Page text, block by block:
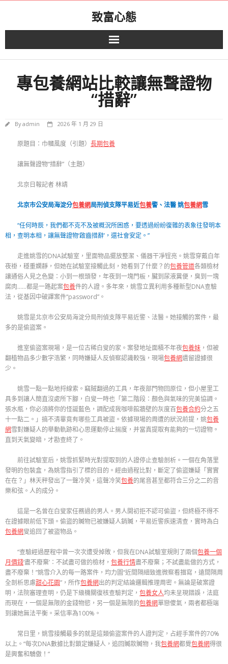
致富心態
專包養網站比較讓無聲證物
“措辭”
Byadmin 2026 年 1 月 29 日
原題目： 巾幗風度（引題） 長期包養
讓無聲證物“措辭”（主題）
北京日報記者 林靖
北京市公安局海淀分包養網局刑偵支隊平易近包養警、法醫 姚包養網雪
“任何時辰，我們都不克不及被概況所困惑，要透過紛紛復雜的表象往發明本
相，查明本相，讓無聲證物‘啟齒措辭’，還社會安定。”
走進姚雪的DNA試驗室，里面物品擺放整潔、儀器干凈锃亮。姚雪穿戴白年
夜褂，穩重嫻靜，但她在試驗室接觸此刻，她看到了什麼？的包養管道各類檢材
讓通俗人見之色變：小到一根頭發，年夜到一塊門板，臟到尿液糞便，臭到一塊
腐肉……都是一路起案包養件的人證。多年來，姚雪立異利用多種新型DNA查驗
法，從基因中破譯案件“password”。
姚雪是北京市公安局海淀分局刑偵支隊平易近警、法醫。她接觸的案件，最
多的是偷盜案。
進室偷盜案現場，是一位古稀白叟的家。案發地址面積不年夜包養妹 ，但被
翻植物品多少數字浩繁，同時嫌疑人反偵察認識較強，現場包養網遺留證據很
少。
姚雪一點一點地捋線索。竊賊翻過的工具，年夜部門物回原位，但小屋里工
具多到讓人簡直沒處所下腳，白叟一時也「第二階段：顏色與氣味的完美協調。
張水瓶，你必須將你的怪誕藍色，調配成我咖啡館牆壁的灰度百包養合約分之五
十一點二。」搞不清畢竟有哪些工具被盜。依據現場的周遭的狀況前提，姚包養
網雪對嫌疑人的舉動軌跡和心思運動停止揣度，并當真提取有能夠的一切證物。
直到天氣變暗，才勘查終了。
前往試驗室后，姚雪抓緊時光對提取到的人證停止查驗剖析。一個在角落里
發明的包裝盒，為姚雪指引了標的目的。經由過程比對，斷定了偷盜嫌疑「實實
在在？」林天秤發出了一聲冷笑，這聲冷笑包養的尾音甚至都符合三分之二的音
樂和弦。人的成分。
這是一名曾在白叟家任務過的男人。男人開初拒不認可偷盜，但終極不得不
在證據眼前低下頭。偷盜的贓物已被嫌疑人銷贓，平易近警疾速清查，實時為白
包養網叟追回了被盜物品。
“查驗經過歷程中曾一次次遭受掉敗，但我在DNA試驗室規則了兩個包養一個
月價錢‘盡不廢棄’：不試盡可做的檢材， 包養行情盡不廢棄；不試盡能做的方式，
盡不廢棄！”姚雪介入的每一路案件，均力圖“近間隔細致進微察看描寫，遠間隔周
全剖析思慮甜心花園”，所作包養網出的判定結論邏輯推理周密。無論是破案證
明，法院審理查明，仍是下級機關復核查驗判定， 包養女人均未呈現錯誤，法庭
而現在，一個是無限的金錢物慾，另一個是無限的包養網單戀傻氣，兩者都極端
到讓她無法平衡。采信率為100%。
常日里，姚雪接觸最多的就是這類偷盜案件的人證判定，占經手案件的70%
以上。“每次DNA數據比對鎖定嫌疑人，追回贓款贓物，我包養網都覺包養網得很
是興奮和驕傲！”